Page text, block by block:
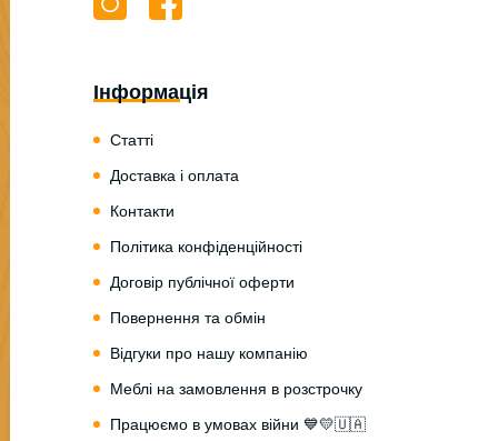
Інформація
Статті
Доставка і оплата
Контакти
Політика конфіденційності
Договір публічної оферти
Повернення та обмін
Відгуки про нашу компанію
Меблі на замовлення в розстрочку
Працюємо в умовах війни 💙💛🇺🇦